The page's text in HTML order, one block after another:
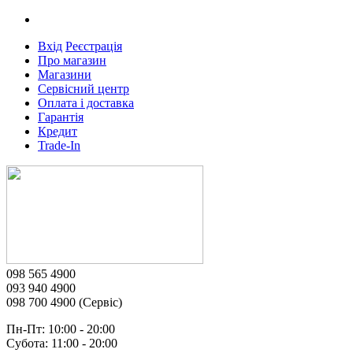
Вхід Реєстрація
Про магазин
Магазини
Сервісний центр
Оплата і доставка
Гарантія
Кредит
Trade-In
098 565 4900
093 940 4900
098 700 4900 (Сервіс)
Пн-Пт: 10:00 - 20:00
Субота: 11:00 - 20:00